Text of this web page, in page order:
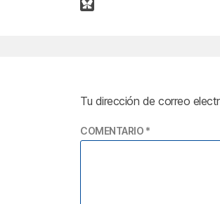
Tu dirección de correo
COMENTARIO *